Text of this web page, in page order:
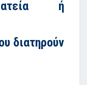
ή
διατηρούν